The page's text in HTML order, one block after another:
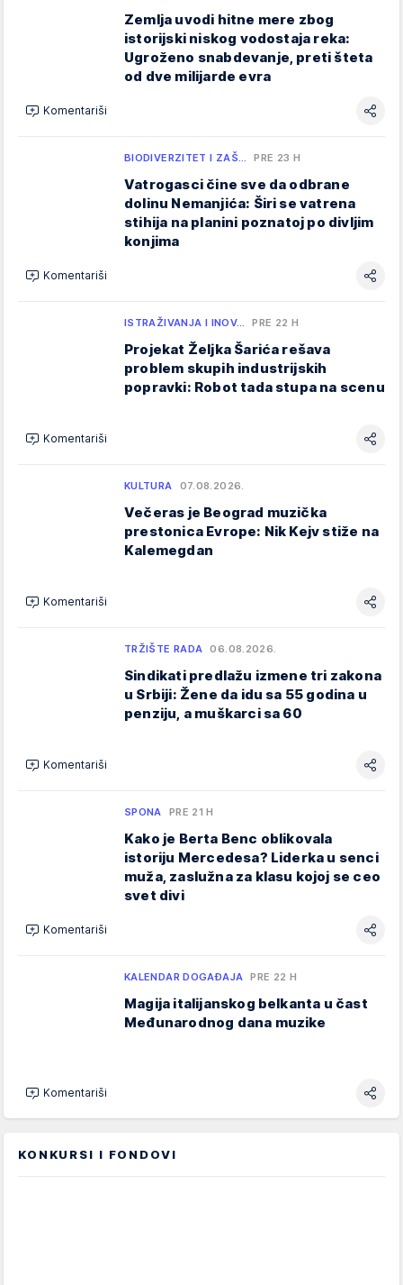
Zemlja uvodi hitne mere zbog
istorijski niskog vodostaja reka:
Ugroženo snabdevanje, preti šteta
od dve milijarde evra
Komentariši
BIODIVERZITET I ZAŠ… PRE 23 H
Vatrogasci čine sve da odbrane
dolinu Nemanjića: Širi se vatrena
stihija na planini poznatoj po divljim
konjima
Komentariši
ISTRAŽIVANJA I INOV… PRE 22 H
Projekat Željka Šarića rešava
problem skupih industrijskih
popravki: Robot tada stupa na scenu
Komentariši
KULTURA 07.08.2026.
Večeras je Beograd muzička
prestonica Evrope: Nik Kejv stiže na
Kalemegdan
Komentariši
TRŽIŠTE RADA 06.08.2026.
Sindikati predlažu izmene tri zakona
u Srbiji: Žene da idu sa 55 godina u
penziju, a muškarci sa 60
Komentariši
SPONA PRE 21 H
Kako je Berta Benc oblikovala
istoriju Mercedesa? Liderka u senci
muža, zaslužna za klasu kojoj se ceo
svet divi
Komentariši
KALENDAR DOGAĐAJA PRE 22 H
Magija italijanskog belkanta u čast
Međunarodnog dana muzike
Komentariši
KONKURSI I FONDOVI